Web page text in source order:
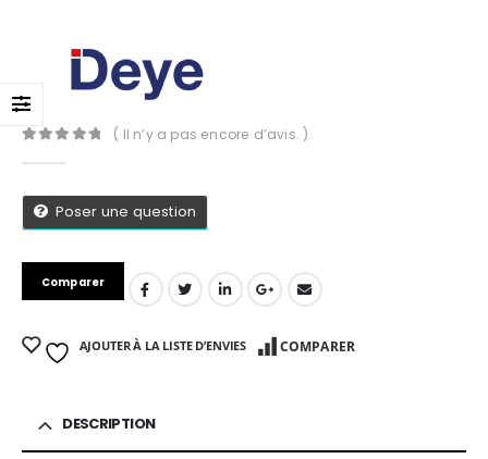
( Il n’y a pas encore d’avis. )
Poser une question
Comparer
AJOUTER À LA LISTE D’ENVIES COMPARER
DESCRIPTION